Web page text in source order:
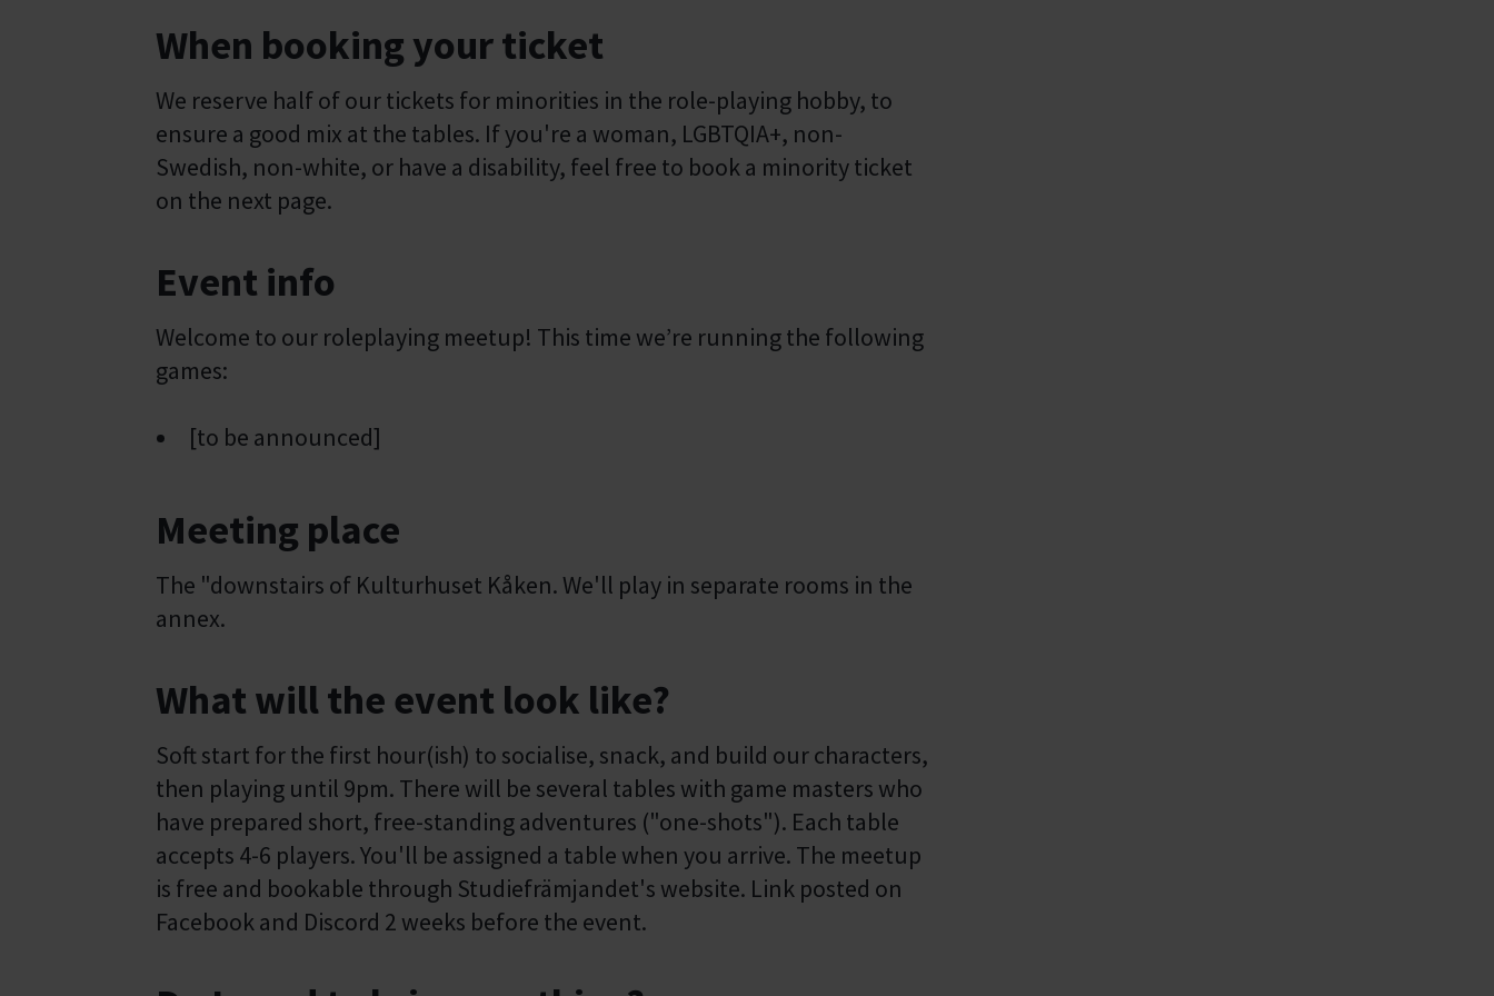
When booking your ticket
We reserve half of our tickets for minorities in the role-playing hobby, to
ensure a good mix at the tables. If you're a woman, LGBTQIA+, non-
Swedish, non-white, or have a disability, feel free to book a minority ticket
on the next page.
Event info
Welcome to our roleplaying meetup! This time we’re running the following
games:
[to be announced]
Meeting place
The "downstairs of Kulturhuset Kåken. We'll play in separate rooms in the
annex.
What will the event look like?
Soft start for the first hour(ish) to socialise, snack, and build our characters,
then playing until 9pm. There will be several tables with game masters who
have prepared short, free-standing adventures ("one-shots"). Each table
accepts 4-6 players. You'll be assigned a table when you arrive. The meetup
is free and bookable through Studiefrämjandet's website. Link posted on
Facebook and Discord 2 weeks before the event.